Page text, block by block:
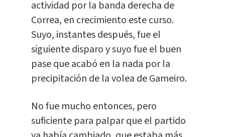
actividad por la banda derecha de
Correa, en crecimiento este curso.
Suyo, instantes después, fue el
siguiente disparo y suyo fue el buen
pase que acabó en la nada por la
precipitación de la volea de Gameiro.
No fue mucho entonces, pero
suficiente para palpar que el partido